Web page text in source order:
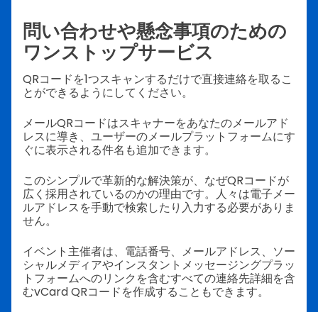
問い合わせや懸念事項のための
ワンストップサービス
QRコードを1つスキャンするだけで直接連絡を取るこ
とができるようにしてください。
メールQRコードはスキャナーをあなたのメールアド
レスに導き、ユーザーのメールプラットフォームにす
ぐに表示される件名も追加できます。
このシンプルで革新的な解決策が、なぜQRコードが
広く採用されているのかの理由です。人々は電子メー
ルアドレスを手動で検索したり入力する必要がありま
せん。
イベント主催者は、電話番号、メールアドレス、ソー
シャルメディアやインスタントメッセージングプラッ
トフォームへのリンクを含むすべての連絡先詳細を含
むvCard QRコードを作成することもできます。